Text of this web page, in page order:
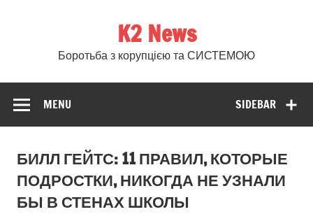
K2 News
Боротьба з корупцією та СИСТЕМОЮ
SIDEBAR
MENU
БИЛЛ ГЕЙТС: 11 ПРАВИЛ, КОТОРЫЕ
ПОДРОСТКИ, НИКОГДА НЕ УЗНАЛИ
БЫ В СТЕНАХ ШКОЛЫ